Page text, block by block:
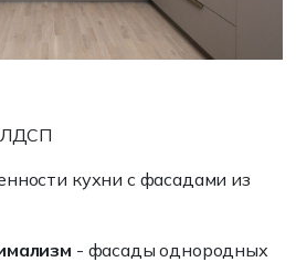
ЛДСП
кухни с фасадами из
- фасады однородных